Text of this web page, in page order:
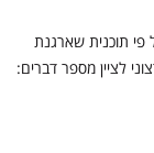
טיילנו ביפן על פי תוכנית שארגנת
לציין מספר דברים: